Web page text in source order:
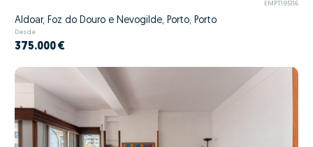
EMPT195116
Aldoar, Foz do Douro e Nevogilde, Porto, Porto
Desde
375.000 €